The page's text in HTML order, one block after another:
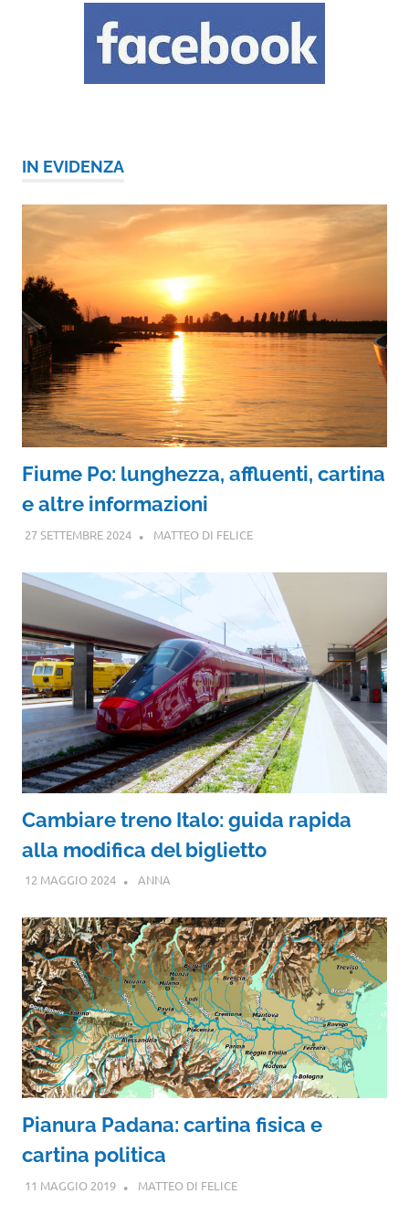
IN EVIDENZA
Fiume Po: lunghezza, affluenti, cartina
e altre informazioni
27 SETTEMBRE 2024 MATTEO DI FELICE
Cambiare treno Italo: guida rapida
alla modifica del biglietto
12 MAGGIO 2024 ANNA
Pianura Padana: cartina fisica e
cartina politica
11 MAGGIO 2019 MATTEO DI FELICE